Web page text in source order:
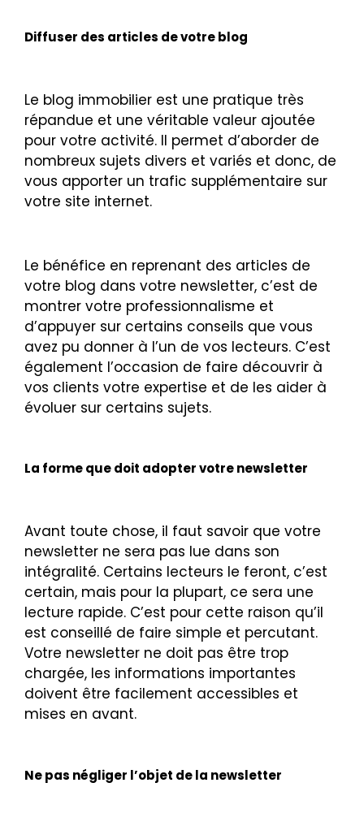
Diffuser des articles de votre blog
Le blog immobilier est une pratique très
répandue et une véritable valeur ajoutée
pour votre activité. Il permet d’aborder de
nombreux sujets divers et variés et donc, de
vous apporter un trafic supplémentaire sur
votre site internet.
Le bénéfice en reprenant des articles de
votre blog dans votre newsletter, c’est de
montrer votre professionnalisme et
d’appuyer sur certains conseils que vous
avez pu donner à l’un de vos lecteurs. C’est
également l’occasion de faire découvrir à
vos clients votre expertise et de les aider à
évoluer sur certains sujets.
La forme que doit adopter votre newsletter
Avant toute chose, il faut savoir que votre
newsletter ne sera pas lue dans son
intégralité. Certains lecteurs le feront, c’est
certain, mais pour la plupart, ce sera une
lecture rapide. C’est pour cette raison qu’il
est conseillé de faire simple et percutant.
Votre newsletter ne doit pas être trop
chargée, les informations importantes
doivent être facilement accessibles et
mises en avant.
Ne pas négliger l’objet de la newsletter